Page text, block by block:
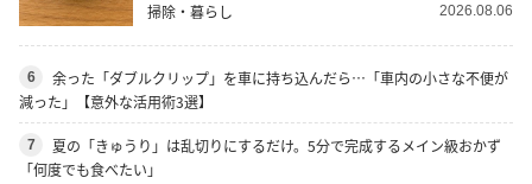
掃除・暮らし 2026.08.06
6
余った「ダブルクリップ」を車に持ち込んだら…「車内の小さな不便が
減った」【意外な活用術3選】
7
夏の「きゅうり」は乱切りにするだけ。5分で完成するメイン級おかず
「何度でも食べたい」